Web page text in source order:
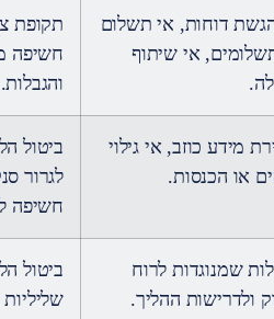
דוחות, אי תשלום
אי שיתוף
תקופת
חשיפה
והגבלות.
מידע כוזב, אי גילוי
או הכנסות.
ביטול
לגרור
חשיפה
שמנוגדות לרוח
ולדרישות ההליך.
ביטול